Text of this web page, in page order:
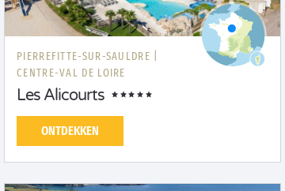
PIERREFITTE-SUR-SAULDRE |
CENTRE-VAL DE LOIRE
Les Alicourts
ONTDEKKEN